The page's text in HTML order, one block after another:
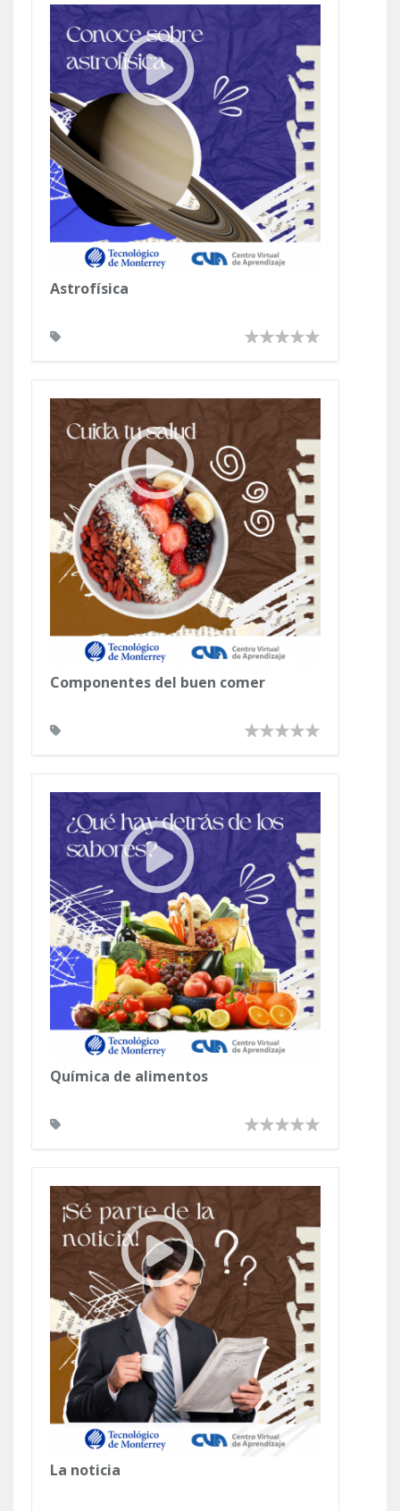
Astrofísica
Componentes del buen comer
Química de alimentos
La noticia